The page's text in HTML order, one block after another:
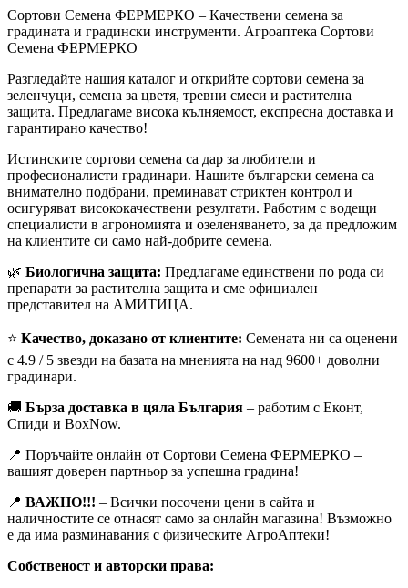
Сортови Семена ФЕРМЕРКО – Качествени семена за
градината и градински инструменти. Агроаптека Сортови
Семена ФЕРМЕРКО
Разгледайте нашия каталог и открийте сортови семена за
зеленчуци, семена за цветя, тревни смеси и растителна
защита. Предлагаме висока кълняемост, експресна доставка и
гарантирано качество!
Истинските сортови семена са дар за любители и
професионалисти градинари. Нашите български семена са
внимателно подбрани, преминават стриктен контрол и
осигуряват висококачествени резултати. Работим с водещи
специалисти в агрономията и озеленяването, за да предложим
на клиентите си само най-добрите семена.
🌿 Биологична защита: Предлагаме единствени по рода си
препарати за растителна защита и сме официален
представител на АМИТИЦА.
⭐ Качество, доказано от клиентите: Семената ни са оценени
с 4.9 / 5 звезди на базата на мненията на над 9600+ доволни
градинари.
🚚 Бърза доставка в цяла България – работим с Еконт,
Спиди и BoxNow.
📍 Поръчайте онлайн от Сортови Семена ФЕРМЕРКО –
вашият доверен партньор за успешна градина!
📍 ВАЖНО!!! – Всички посочени цени в сайта и
наличностите се отнасят само за онлайн магазина! Възможно
е да има разминавания с физическите АгроАптеки!
Собственост и авторски права: